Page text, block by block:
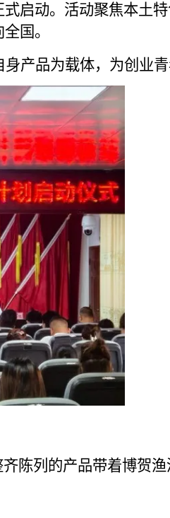
动。活动聚焦本土
国。
品为载体，为创业青
列的产品带着博贺渔